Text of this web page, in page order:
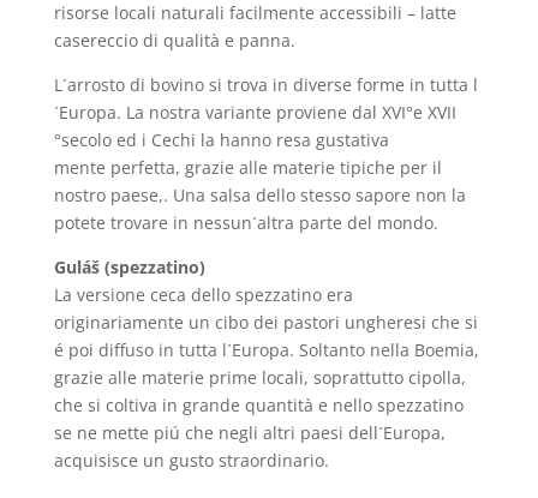
risorse locali naturali facilmente accessibili – latte
casereccio di qualità e panna.
L´arrosto di bovino si trova in diverse forme in tutta l
´Europa. La nostra variante proviene dal XVI°e XVII
°secolo ed i Cechi la hanno resa gustativa
mente perfetta, grazie alle materie tipiche per il
nostro paese,. Una salsa dello stesso sapore non la
potete trovare in nessun´altra parte del mondo.
Guláš (spezzatino)
La versione ceca dello spezzatino era
originariamente un cibo dei pastori ungheresi che si
é poi diffuso in tutta l´Europa. Soltanto nella Boemia,
grazie alle materie prime locali, soprattutto cipolla,
che si coltiva in grande quantità e nello spezzatino
se ne mette piú che negli altri paesi dell´Europa,
acquisisce un gusto straordinario.